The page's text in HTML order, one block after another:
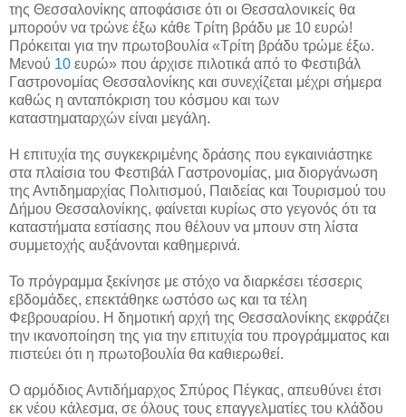
της Θεσσαλονίκης αποφάσισε ότι οι Θεσσαλονικείς θα
μπορούν να τρώνε έξω κάθε Τρίτη βράδυ με 10 ευρώ!
Πρόκειται για την πρωτοβουλία «Τρίτη βράδυ τρώμε έξω.
Μενού 10 ευρώ» που άρχισε πιλοτικά από το Φεστιβάλ
Γαστρονομίας Θεσσαλονίκης και συνεχίζεται μέχρι σήμερα
καθώς η ανταπόκριση του κόσμου και των
καταστηματαρχών είναι μεγάλη.
Η επιτυχία της συγκεκριμένης δράσης που εγκαινιάστηκε
στα πλαίσια του Φεστιβάλ Γαστρονομίας, μια διοργάνωση
της Αντιδημαρχίας Πολιτισμού, Παιδείας και Τουρισμού του
Δήμου Θεσσαλονίκης, φαίνεται κυρίως στο γεγονός ότι τα
καταστήματα εστίασης που θέλουν να μπουν στη λίστα
συμμετοχής αυξάνονται καθημερινά.
Το πρόγραμμα ξεκίνησε με στόχο να διαρκέσει τέσσερις
εβδομάδες, επεκτάθηκε ωστόσο ως και τα τέλη
Φεβρουαρίου. Η δημοτική αρχή της Θεσσαλονίκης εκφράζει
την ικανοποίηση της για την επιτυχία του προγράμματος και
πιστεύει ότι η πρωτοβουλία θα καθιερωθεί.
Ο αρμόδιος Αντιδήμαρχος Σπύρος Πέγκας, απευθύνει έτσι
εκ νέου κάλεσμα, σε όλους τους επαγγελματίες του κλάδου